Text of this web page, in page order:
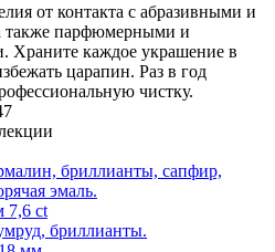
от контакта с абразивными и
также парфюмерными и
Храните каждое украшение в
царапин. Раз в год
чистку.
бриллианты, сапфир,
эмаль.
7,6 ct
бриллианты.